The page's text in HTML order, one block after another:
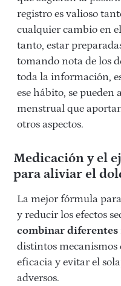
registro es valioso
cualquier cambio en el
tanto, estar
tomando nota de los
toda la información,
ese hábito, se
menstrual que
otros aspectos.
Medicación y el
para aliviar el
La mejor fórmula
y reducir los efectos
combinar diferentes
distintos mecanismos
eficacia y evitar el
adversos.